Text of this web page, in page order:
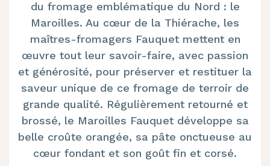
du fromage emblématique du Nord : le
Maroilles. Au cœur de la Thiérache, les
maîtres-fromagers Fauquet mettent en
œuvre tout leur savoir-faire, avec passion
et générosité, pour préserver et restituer la
saveur unique de ce fromage de terroir de
grande qualité. Régulièrement retourné et
brossé, le Maroilles Fauquet développe sa
belle croûte orangée, sa pâte onctueuse au
cœur fondant et son goût fin et corsé.